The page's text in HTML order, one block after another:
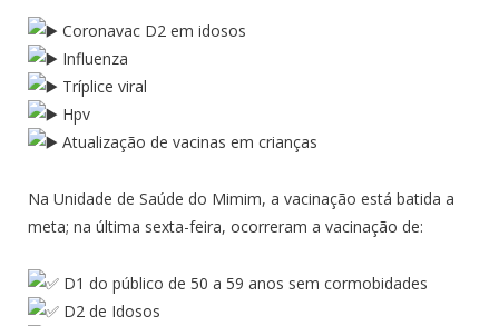
Coronavac D2 em idosos
Influenza
Tríplice viral
Hpv
Atualização de vacinas em crianças
Na Unidade de Saúde do Mimim, a vacinação está batida a
meta; na última sexta-feira, ocorreram a vacinação de:
D1 do público de 50 a 59 anos sem cormobidades
D2 de Idosos